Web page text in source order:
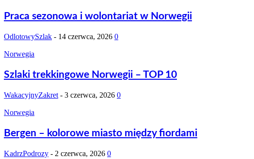
Praca sezonowa i wolontariat w Norwegii
OdlotowySzlak - 14 czerwca, 2026 0
Norwegia
Szlaki trekkingowe Norwegii – TOP 10
WakacyjnyZakret - 3 czerwca, 2026 0
Norwegia
Bergen – kolorowe miasto między fiordami
KadrzPodrozy - 2 czerwca, 2026 0